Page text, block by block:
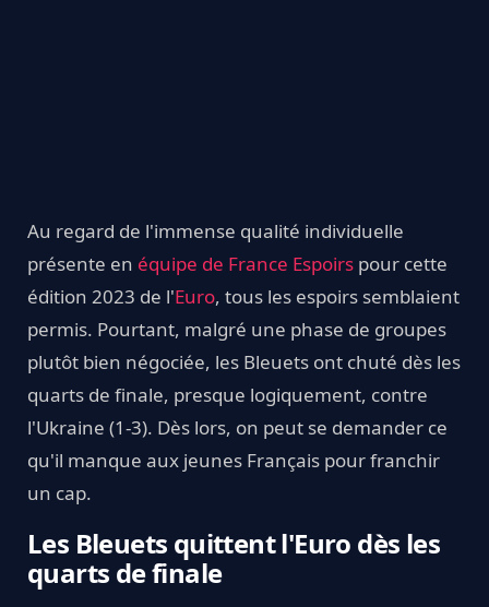
Au regard de l'immense qualité individuelle
présente en équipe de France Espoirs pour cette
édition 2023 de l'Euro, tous les espoirs semblaient
permis. Pourtant, malgré une phase de groupes
plutôt bien négociée, les Bleuets ont chuté dès les
quarts de finale, presque logiquement, contre
l'Ukraine (1-3). Dès lors, on peut se demander ce
qu'il manque aux jeunes Français pour franchir
un cap.
Les Bleuets quittent l'Euro dès les
quarts de finale